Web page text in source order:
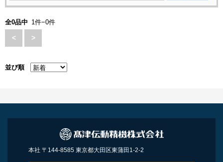
全0品中 1件−0件
< >
並び順
本社 〒144-8585 東京都大田区東蒲田1-2-2